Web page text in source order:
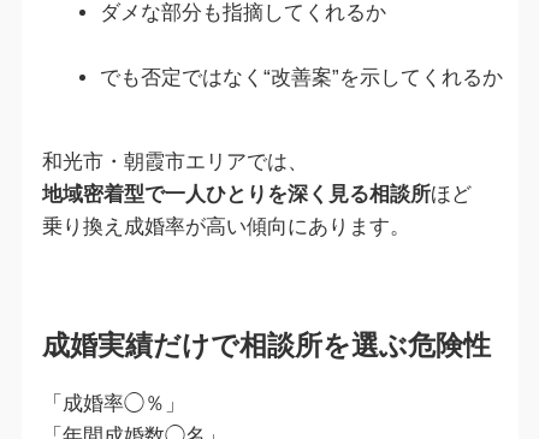
ダメな部分も指摘してくれるか
でも否定ではなく“改善案”を示してくれるか
和光市・朝霞市エリアでは、
地域密着型で一人ひとりを深く見る相談所ほど
乗り換え成婚率が高い傾向にあります。
成婚実績だけで相談所を選ぶ危険性
「成婚率◯％」